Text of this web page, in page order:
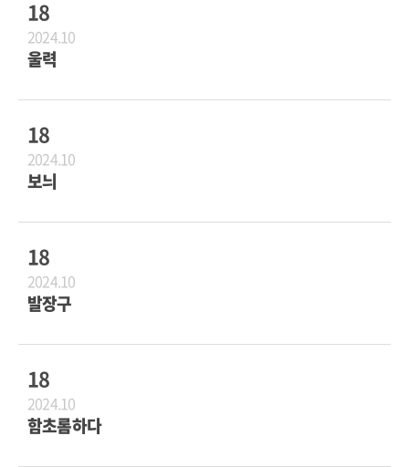
18
2024.10
울력
18
2024.10
보늬
18
2024.10
발장구
18
2024.10
함초롬하다